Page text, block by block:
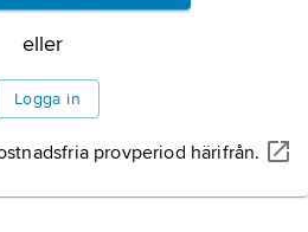
eller
Logga in
provperiod härifrån.